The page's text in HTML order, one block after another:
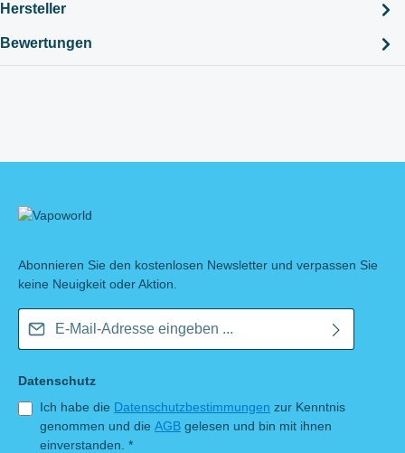
Hersteller
Bewertungen
Abonnieren Sie den kostenlosen Newsletter und verpassen Sie
keine Neuigkeit oder Aktion.
Datenschutz
Ich habe die Datenschutzbestimmungen zur Kenntnis
genommen und die AGB gelesen und bin mit ihnen
einverstanden. *